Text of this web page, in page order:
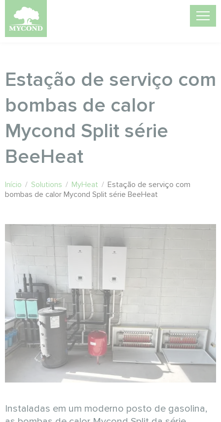
Estação de serviço com
bombas de calor
Mycond Split série
BeeHeat
Início / Solutions / MyHeat / Estação de serviço com
bombas de calor Mycond Split série BeeHeat
Instaladas em um moderno posto de gasolina,